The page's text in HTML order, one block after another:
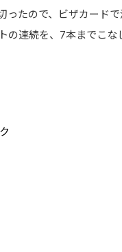
たので、ビザカード
の連続を、7本までこ